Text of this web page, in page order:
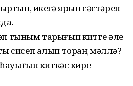
икегә ярып сәстәрен
тыным тарығып китте әле
сисеп алып тораң мәллә?
киткәс кире